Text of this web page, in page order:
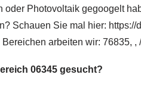
Photovoltaik gegoogelt
Schauen Sie mal hier:
arbeiten wir: 76835, ,
06345 gesucht?